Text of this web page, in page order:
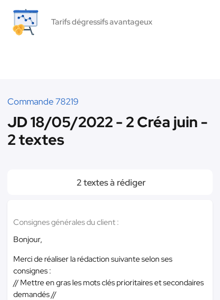
Tarifs dégressifs avantageux
Commande 78219
JD 18/05/2022 - 2 Créa juin -
2 textes
2 textes à rédiger
Consignes générales du client :
Bonjour,
Merci de réaliser la rédaction suivante selon ses
consignes :
// Mettre en gras les mots clés prioritaires et secondaires
demandés //